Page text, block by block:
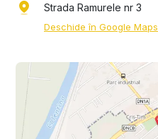
Strada Ramurele nr 3
Deschide în Google Maps